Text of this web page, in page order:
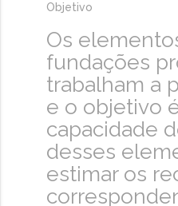
Objetivo
Os
fundações
trabalham a
e o objetivo
capacidade
desses
estimar os